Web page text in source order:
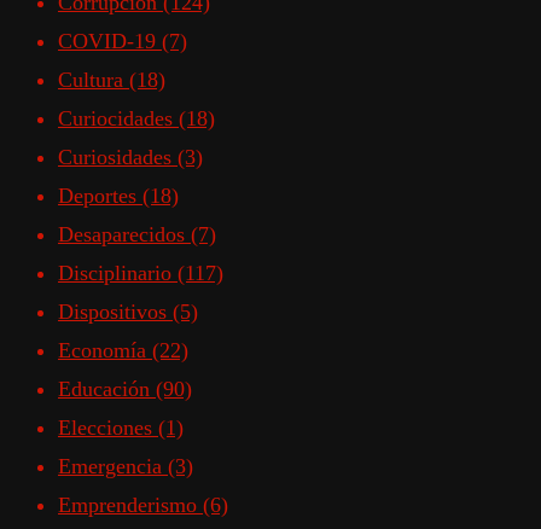
COVID-19 (7)
Cultura (18)
Curiocidades (18)
Curiosidades (3)
Deportes (18)
Desaparecidos (7)
Disciplinario (117)
Dispositivos (5)
Economía (22)
Educación (90)
Elecciones (1)
Emergencia (3)
Emprenderismo (6)